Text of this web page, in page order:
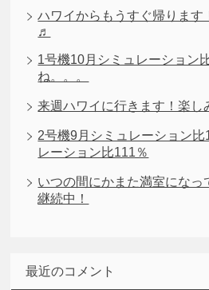
ハワイからもうすぐ帰ります
♬
1号機10月シミュレーション
ね。。。
来週ハワイに行きます！楽し
2号機9月シミュレーション比
レーション比111％
いつの間にかまた満室になっ
継続中！
最近のコメント